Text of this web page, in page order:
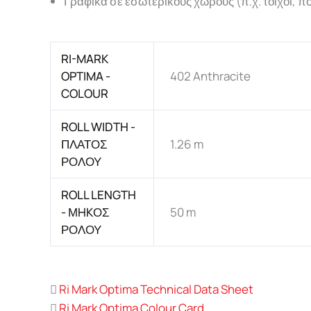
RI-MARK
OPTIMA -
COLOUR
402 Anthracite
ROLL WIDTH -
ΠΛΑΤΟΣ
ΡΟΛΟΥ
1.26 m
ROLL LENGTH
- ΜHKΟΣ
ΡΟΛΟΥ
50 m
Ri Mark Optima Technical Data Sheet